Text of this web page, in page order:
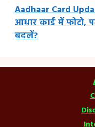
Aadhaar Card
आधार कार्ड में
बदलें?